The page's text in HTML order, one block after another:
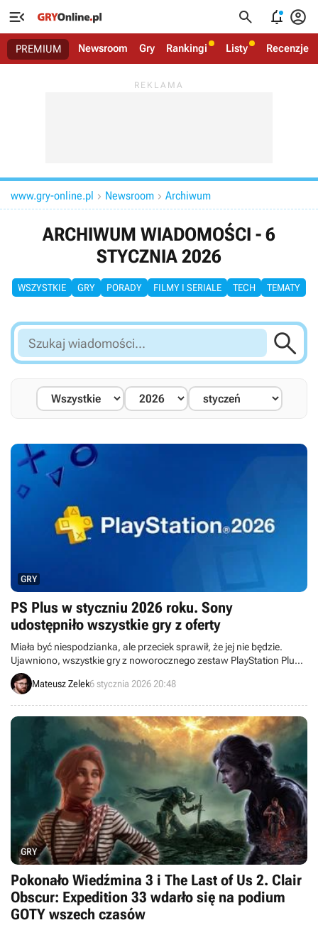
   
PREMIUM Newsroom Gry Rankingi Listy Recenzje
www.gry-online.pl  Newsroom  Archiwum
ARCHIWUM WIADOMOŚCI - 6
STYCZNIA 2026
WSZYSTKIE GRY PORADY FILMY I SERIALE TECH TEMATY
Szukaj
wiadomości...

GRY
PS Plus w styczniu 2026 roku. Sony
udostępniło wszystkie gry z oferty
Miała być niespodzianka, ale przeciek sprawił, że jej nie będzie.
Ujawniono, wszystkie gry z noworocznego zestaw PlayStation Plus
Essential.
Mateusz Zelek6 stycznia 2026 20:48
GRY
Pokonało Wiedźmina 3 i The Last of Us 2. Clair
Obscur: Expedition 33 wdarło się na podium
GOTY wszech czasów